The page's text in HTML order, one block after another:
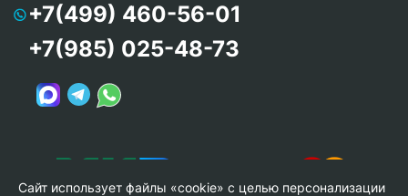
+7(499) 460-56-01
+7(985) 025-48-73
Сайт использует файлы «cookie» с целью персонализации